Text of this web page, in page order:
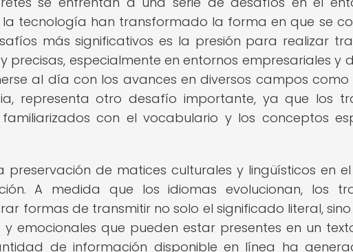
tecnología han transformado la forma en que se
más significativos es la presión para realizar
precisas, especialmente en entornos empresariales y
al día con los avances en diversos campos como
representa otro desafío importante, ya que los
con el vocabulario y los conceptos
preservación de matices culturales y lingüísticos en
A medida que los idiomas evolucionan, los
formas de transmitir no solo el significado literal,
emocionales que pueden estar presentes en un
de información disponible en línea ha